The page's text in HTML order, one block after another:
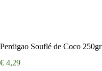
Perdigao Souflé de Coco 250gr
€ 4,29